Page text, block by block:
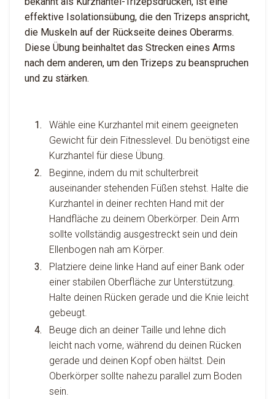
effektive Isolationsübung, die den Trizeps anspricht,
die Muskeln auf der Rückseite deines Oberarms.
Diese Übung beinhaltet das Strecken eines Arms
nach dem anderen, um den Trizeps zu beanspruchen
und zu stärken.
Wähle eine Kurzhantel mit einem geeigneten
Gewicht für dein Fitnesslevel. Du benötigst eine
Kurzhantel für diese Übung.
Beginne, indem du mit schulterbreit
auseinander stehenden Füßen stehst. Halte die
Kurzhantel in deiner rechten Hand mit der
Handfläche zu deinem Oberkörper. Dein Arm
sollte vollständig ausgestreckt sein und dein
Ellenbogen nah am Körper.
Platziere deine linke Hand auf einer Bank oder
einer stabilen Oberfläche zur Unterstützung.
Halte deinen Rücken gerade und die Knie leicht
gebeugt.
Beuge dich an deiner Taille und lehne dich
leicht nach vorne, während du deinen Rücken
gerade und deinen Kopf oben hältst. Dein
Oberkörper sollte nahezu parallel zum Boden
sein.